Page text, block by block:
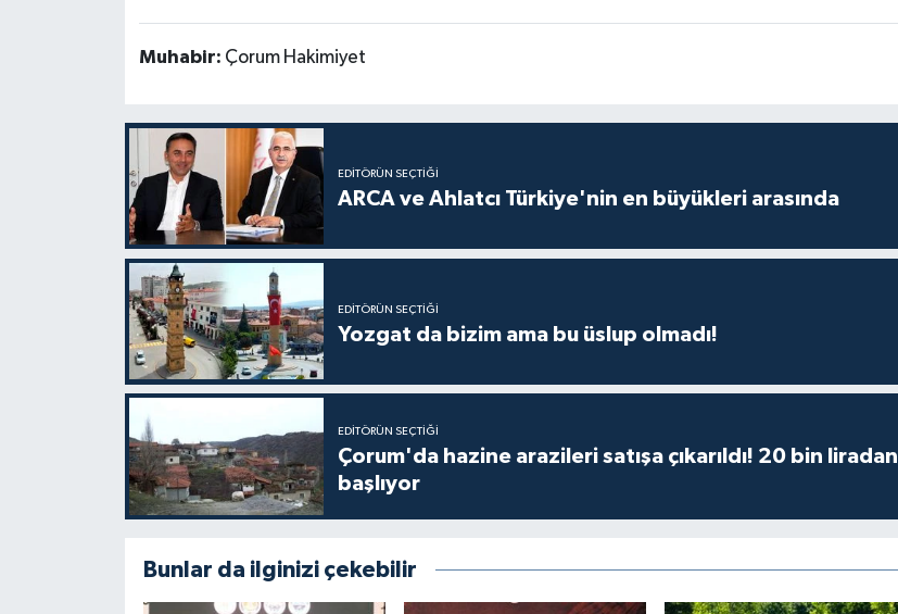
Muhabir: Çorum Hakimiyet
EDITÖRÜN SEÇTIĞI
ARCA ve Ahlatcı Türkiye'nin en büyükleri arasında
EDITÖRÜN SEÇTIĞI
Yozgat da bizim ama bu üslup olmadı!
EDITÖRÜN SEÇTIĞI
Çorum'da hazine arazileri satışa çıkarıldı! 20 bin liradan
başlıyor
Bunlar da ilginizi çekebilir